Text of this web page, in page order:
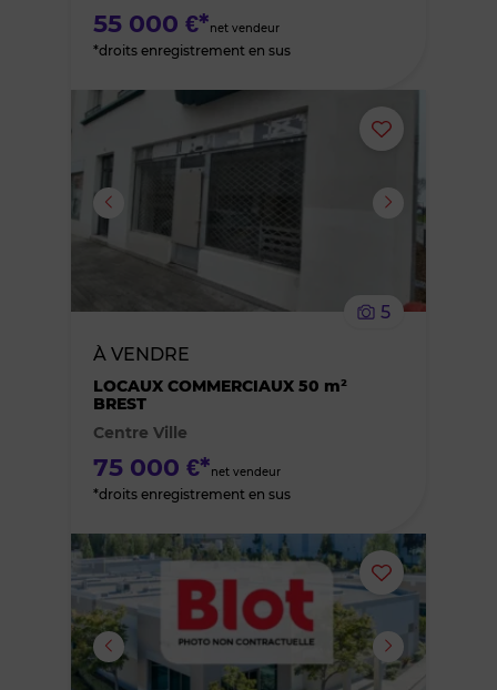
55 000 €*net vendeur
*droits enregistrement en sus
Ajouter
supprimer
5
À VENDRE
LOCAUX COMMERCIAUX 50 m²
BREST
Centre Ville
75 000 €*net vendeur
*droits enregistrement en sus
Ajouter
ou
supprimer